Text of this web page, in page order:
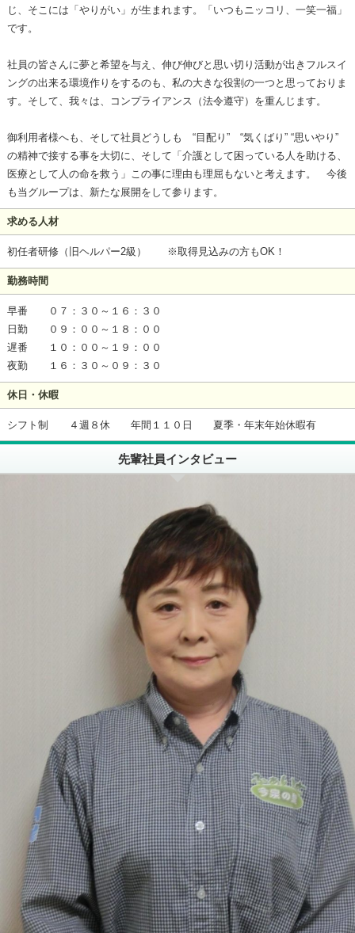
じ、そこには「やりがい」が生まれます。「いつもニッコリ、一笑一福」
です。
社員の皆さんに夢と希望を与え、伸び伸びと思い切り活動が出きフルスイ
ングの出来る環境作りをするのも、私の大きな役割の一つと思っておりま
す。そして、我々は、コンプライアンス（法令遵守）を重んじます。
御利用者様へも、そして社員どうしも “目配り” “気くばり” “思いやり”
の精神で接する事を大切に、そして「介護として困っている人を助ける、
医療として人の命を救う」この事に理由も理屈もないと考えます。 今後
も当グループは、新たな展開をして参ります。
求める人材
初任者研修（旧ヘルパー2級） ※取得見込みの方もOK！
勤務時間
早番 ０７：３０～１６：３０
日勤 ０９：００～１８：００
遅番 １０：００～１９：００
夜勤 １６：３０～０９：３０
休日・休暇
シフト制 ４週８休 年間１１０日 夏季・年末年始休暇有
先輩社員インタビュー